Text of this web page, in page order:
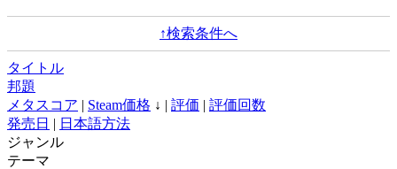
↑検索条件へ
タイトル
邦題
メタスコア | Steam価格 ↓ | 評価 | 評価回数
発売日 | 日本語方法
ジャンル
テーマ